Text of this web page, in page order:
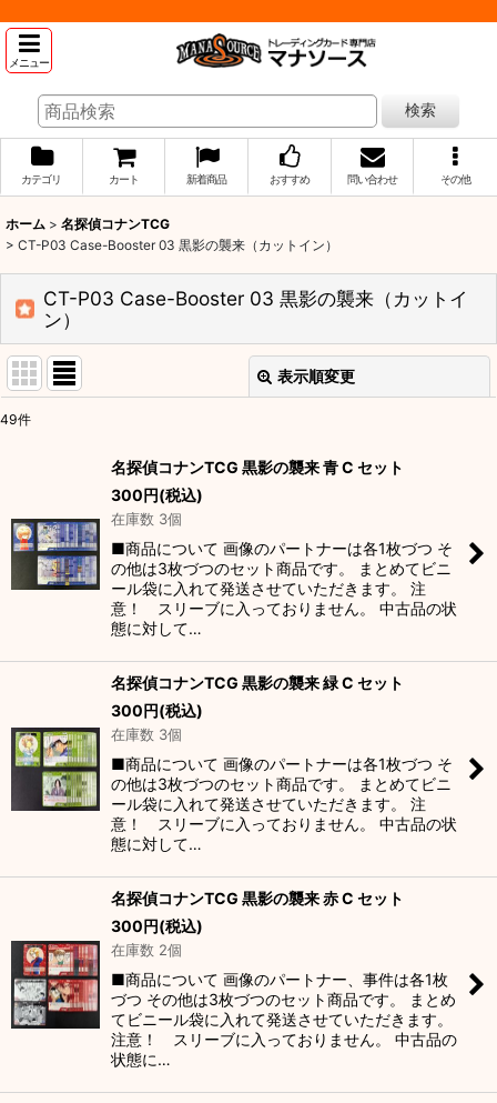
メニュー
検索
カテゴリ カート 新着商品 おすすめ 問い合わせ その他
ホーム > 名探偵コナンTCG
> CT-P03 Case-Booster 03 黒影の襲来（カットイン）
CT-P03 Case-Booster 03 黒影の襲来（カットイ
ン）
表示順変更
絞り込む
49件
名探偵コナンTCG 黒影の襲来 青 C セット
300円(税込)
在庫数 3個
■商品について 画像のパートナーは各1枚づつ そ
の他は3枚づつのセット商品です。 まとめてビニ
ール袋に入れて発送させていただきます。 注
意！ スリーブに入っておりません。 中古品の状
態に対して…
名探偵コナンTCG 黒影の襲来 緑 C セット
300円(税込)
在庫数 3個
■商品について 画像のパートナーは各1枚づつ そ
の他は3枚づつのセット商品です。 まとめてビニ
ール袋に入れて発送させていただきます。 注
意！ スリーブに入っておりません。 中古品の状
態に対して…
名探偵コナンTCG 黒影の襲来 赤 C セット
300円(税込)
在庫数 2個
■商品について 画像のパートナー、事件は各1枚
づつ その他は3枚づつのセット商品です。 まとめ
てビニール袋に入れて発送させていただきます。
注意！ スリーブに入っておりません。 中古品の
状態に…